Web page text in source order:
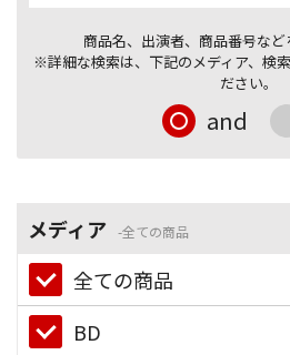
商品名、出演者、商品番号な
※詳細な検索は、下記のメディア、検
ださい。
and
メディア 全ての商品
全ての商品
BD